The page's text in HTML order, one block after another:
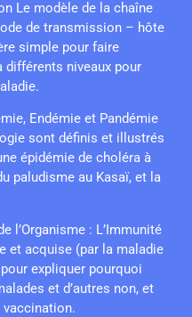
Le modèle de la chaîne
de transmission – hôte
simple pour faire
différents niveaux pour
Endémie et Pandémie
sont définis et illustrés
épidémie de choléra à
paludisme au Kasaï, et la
l’Organisme : L’Immunité
et acquise (par la maladie
expliquer pourquoi
et d’autres non, et
vaccination.